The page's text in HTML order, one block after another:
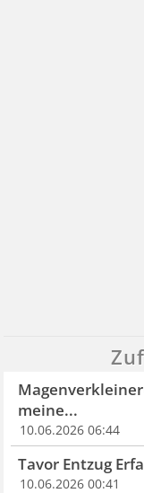
meine...
10.06.2026 06:44
Tavor Entzug
10.06.2026 00:41